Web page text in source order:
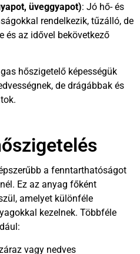
üveggyapot): Jó hő- és
rendelkezik, tűzálló, de
és az idővel bekövetkező
hőszigetelő képességük
de drágábbak és
a fenntarthatóságot
Ez az anyag főként
amelyet különféle
kezelnek. Többféle
vagy nedves